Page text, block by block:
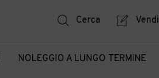
Cerca Vendi
NOLEGGIO A LUNGO TERMINE